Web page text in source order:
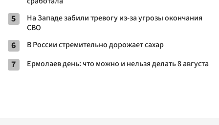
5
На Западе забили тревогу из-за угрозы окончания
СВО
6 В России стремительно дорожает сахар
7 Ермолаев день: что можно и нельзя делать 8 августа